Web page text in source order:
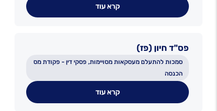
קרא עוד
פס"ד חיון (פז)
סמכות להתעלם מעסקאות מסויימות, פסקי דין - פקודת מס
הכנסה
קרא עוד